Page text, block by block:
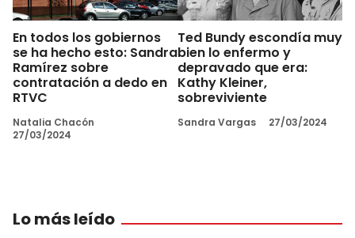
En todos los gobiernos
se ha hecho esto: Sandra
Ramírez sobre
contratación a dedo en
RTVC
Natalia Chacón
27/03/2024
Ted Bundy escondía muy
bien lo enfermo y
depravado que era:
Kathy Kleiner,
sobreviviente
Sandra Vargas 27/03/2024
Lo más leído